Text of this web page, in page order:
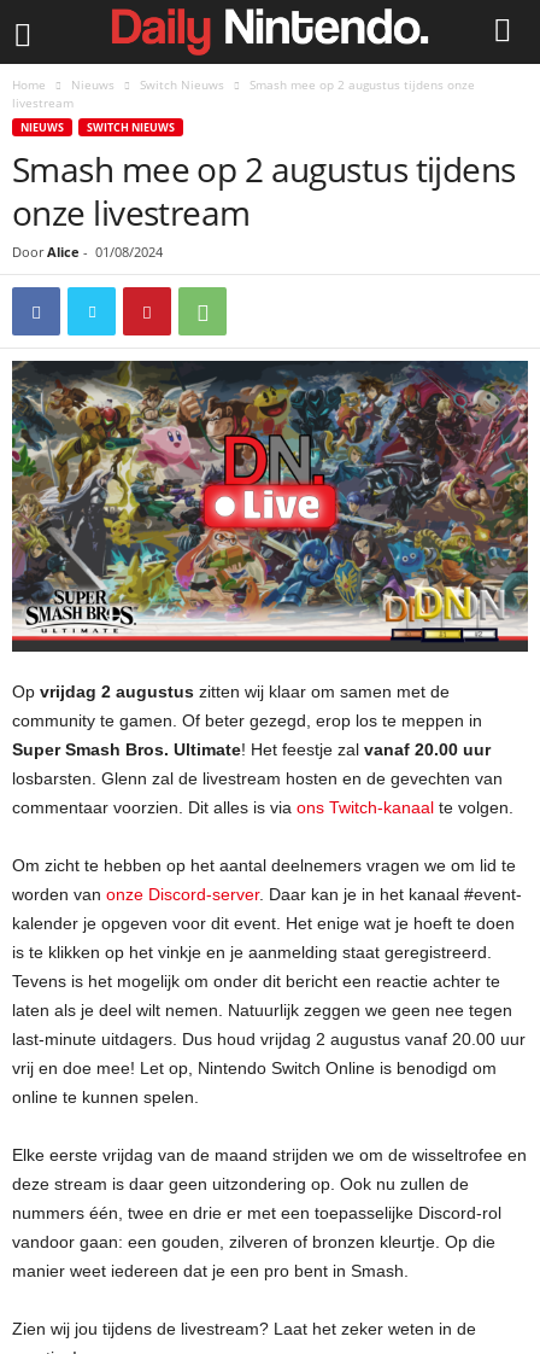
Home Nieuws Switch Nieuws
Smash mee op 2 augustus tijdens onze
livestream
NIEUWS SWITCH NIEUWS
Smash mee op 2 augustus tijdens
onze livestream
Door Alice - 01/08/2024
Op vrijdag 2 augustus zitten wij klaar om samen met de
community te gamen. Of beter gezegd, erop los te meppen in
Super Smash Bros. Ultimate! Het feestje zal vanaf 20.00 uur
losbarsten. Glenn zal de livestream hosten en de gevechten van
commentaar voorzien. Dit alles is via ons Twitch-kanaal te volgen.
Om zicht te hebben op het aantal deelnemers vragen we om lid te
worden van onze Discord-server. Daar kan je in het kanaal #event-
kalender je opgeven voor dit event. Het enige wat je hoeft te doen
is te klikken op het vinkje en je aanmelding staat geregistreerd.
Tevens is het mogelijk om onder dit bericht een reactie achter te
laten als je deel wilt nemen. Natuurlijk zeggen we geen nee tegen
last-minute uitdagers. Dus houd vrijdag 2 augustus vanaf 20.00 uur
vrij en doe mee! Let op, Nintendo Switch Online is benodigd om
online te kunnen spelen.
Elke eerste vrijdag van de maand strijden we om de wisseltrofee en
deze stream is daar geen uitzondering op. Ook nu zullen de
nummers één, twee en drie er met een toepasselijke Discord-rol
vandoor gaan: een gouden, zilveren of bronzen kleurtje. Op die
manier weet iedereen dat je een pro bent in Smash.
Zien wij jou tijdens de livestream? Laat het zeker weten in de